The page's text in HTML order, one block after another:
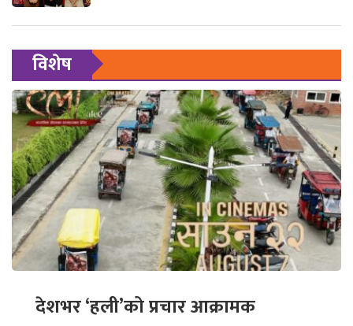
विशेष
देशभर ‘हली’को प्रचार आक्रामक